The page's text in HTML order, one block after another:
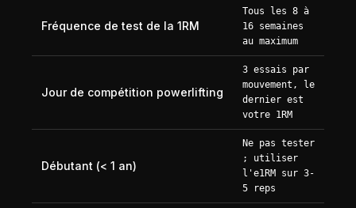
Fréquence de test de la 1RM
Tous les 8 à
16 semaines
au maximum
Jour de compétition powerlifting
3 essais par
mouvement, le
dernier est
votre 1RM
Débutant (< 1 an)
Ne pas tester
; utiliser
l'e1RM sur 3-
5 reps